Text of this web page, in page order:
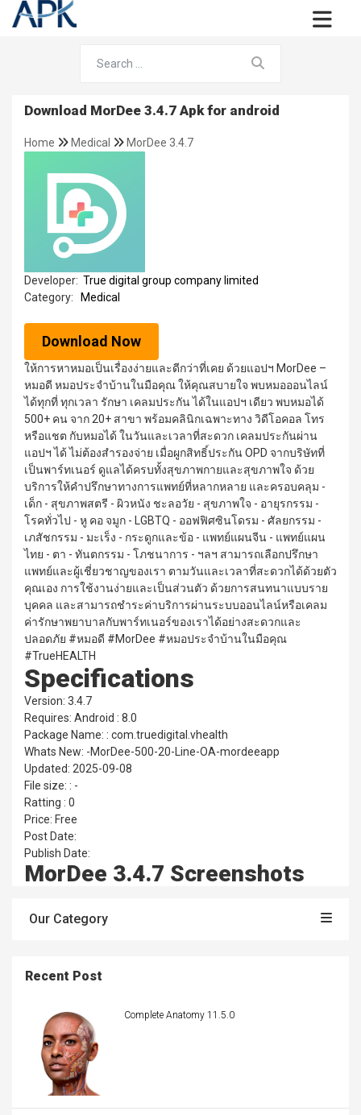
Download MorDee 3.4.7 Apk for android
Home Medical MorDee 3.4.7
Developer: True digital group company limited
Category:
Medical
Download Now
ให้การหาหมอเป็นเรื่องง่ายและดีกว่าที่เคย ด้วยแอปฯ MorDee –
หมอดี หมอประจำบ้านในมือคุณ ให้คุณสบายใจ พบหมอออนไลน์
ได้ทุกที่ ทุกเวลา รักษา เคลมประกัน ได้ในแอปฯ เดียว พบหมอได้
500+ คน จาก 20+ สาขา พร้อมคลินิกเฉพาะทาง วิดีโอคอล โทร
หรือแชต กับหมอได้ ในวันและเวลาที่สะดวก เคลมประกันผ่าน
แอปฯ ได้ ไม่ต้องสำรองจ่าย เมื่อผูกสิทธิ์ประกัน OPD จากบริษัทที่
เป็นพาร์ทเนอร์ ดูแลได้ครบทั้งสุขภาพกายและสุขภาพใจ ด้วย
บริการให้คำปรึกษาทางการแพทย์ที่หลากหลาย และครอบคลุม -
เด็ก - สุขภาพสตรี - ผิวหนัง ชะลอวัย - สุขภาพใจ - อายุรกรรม -
โรคทั่วไป - หู คอ จมูก - LGBTQ - ออฟฟิศซินโดรม - ศัลยกรรม -
เภสัชกรรม - มะเร็ง - กระดูกและข้อ - แพทย์แผนจีน - แพทย์แผน
ไทย - ตา - ทันตกรรม - โภชนาการ - ฯลฯ สามารถเลือกปรึกษา
แพทย์และผู้เชี่ยวชาญของเรา ตามวันและเวลาที่สะดวกได้ด้วยตัว
คุณเอง การใช้งานง่ายและเป็นส่วนตัว ด้วยการสนทนาแบบราย
บุคคล และสามารถชำระค่าบริการผ่านระบบออนไลน์หรือเคลม
ค่ารักษาพยาบาลกับพาร์ทเนอร์ของเราได้อย่างสะดวกและ
ปลอดภัย #หมอดี #MorDee #หมอประจำบ้านในมือคุณ
#TrueHEALTH
Specifications
Version: 3.4.7
Requires: Android : 8.0
Package Name: : com.truedigital.vhealth
Whats New: -MorDee-500-20-Line-OA-mordeeapp
Updated: 2025-09-08
File size: : -
Ratting : 0
Price: Free
Post Date:
Publish Date:
MorDee 3.4.7 Screenshots
Our Category
Recent Post
Complete Anatomy 11.5.0